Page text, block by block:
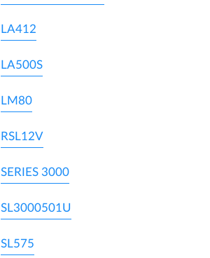
LA412
LA500S
LM80
RSL12V
SERIES 3000
SL3000501U
SL575